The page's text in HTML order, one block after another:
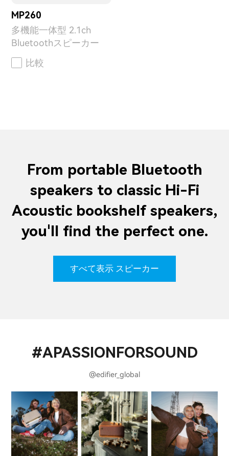
MP260
多機能一体型 2.1ch
Bluetoothスピーカー
比較
From portable Bluetooth
speakers to classic Hi-Fi
Acoustic bookshelf speakers,
you'll find the perfect one.
すべて表示 スピーカー
#APASSIONFORSOUND
@edifier_global